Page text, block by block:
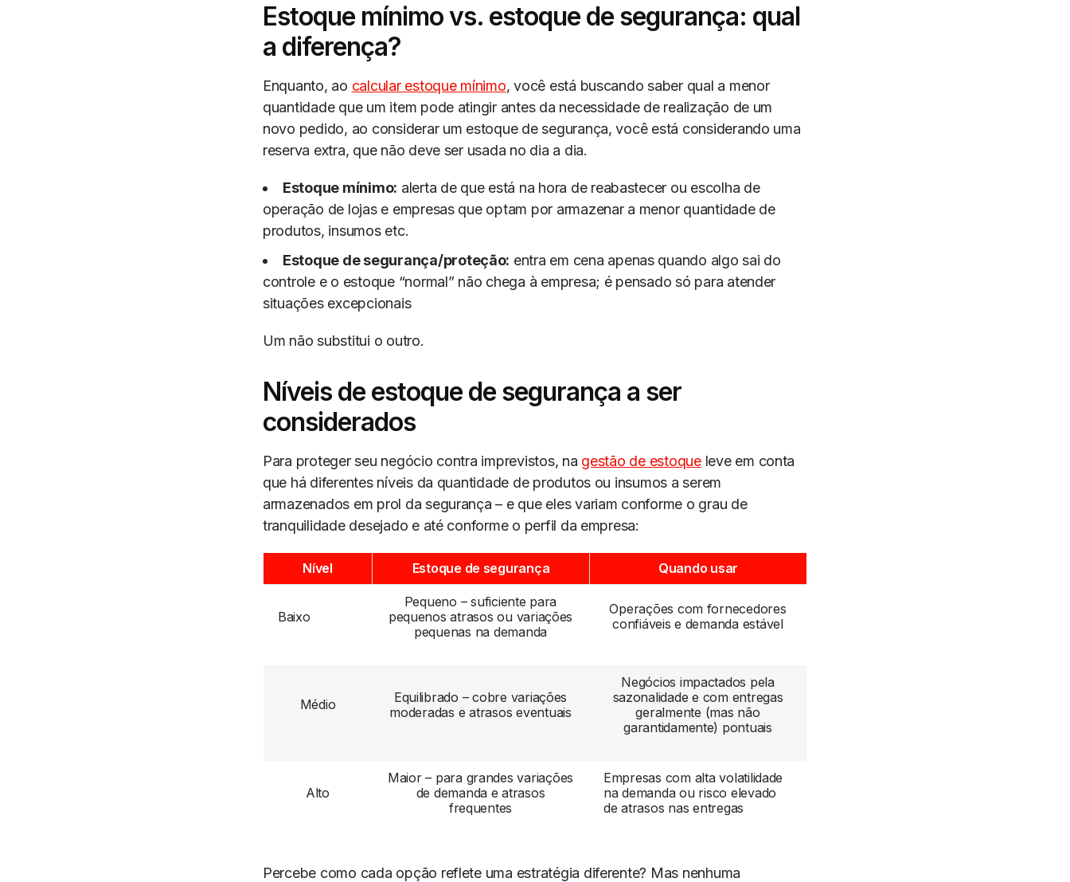
Estoque mínimo vs. estoque de segurança: qual
a diferença?
Enquanto, ao calcular estoque mínimo, você está buscando saber qual a menor
quantidade que um item pode atingir antes da necessidade de realização de um
novo pedido, ao considerar um estoque de segurança, você está considerando uma
reserva extra, que não deve ser usada no dia a dia.
Estoque mínimo: alerta de que está na hora de reabastecer ou escolha de
operação de lojas e empresas que optam por armazenar a menor quantidade de
produtos, insumos etc.
Estoque de segurança/proteção: entra em cena apenas quando algo sai do
controle e o estoque “normal” não chega à empresa; é pensado só para atender
situações excepcionais
Um não substitui o outro.
Níveis de estoque de segurança a ser
considerados
Para proteger seu negócio contra imprevistos, na gestão de estoqueleve em conta
que há diferentes níveis da quantidade de produtos ou insumos a serem
armazenados em prol da segurança – e que eles variam conforme o grau de
tranquilidade desejado e até conforme o perfil da empresa:
Nível Estoque de segurança Quando usar
Baixo
Pequeno – suficiente para
pequenos atrasos ou variações
pequenas na demanda
Operações com fornecedores
confiáveis e demanda estável
Médio
Equilibrado – cobre variações
moderadas e atrasos eventuais
Negócios impactados pela
sazonalidade e com entregas
geralmente (mas não
garantidamente) pontuais
Alto
Maior – para grandes variações
de demanda e atrasos
frequentes
Empresas com alta volatilidade
na demanda ou risco elevado
de atrasos nas entregas
Percebe como cada opção reflete uma estratégia diferente? Mas nenhuma